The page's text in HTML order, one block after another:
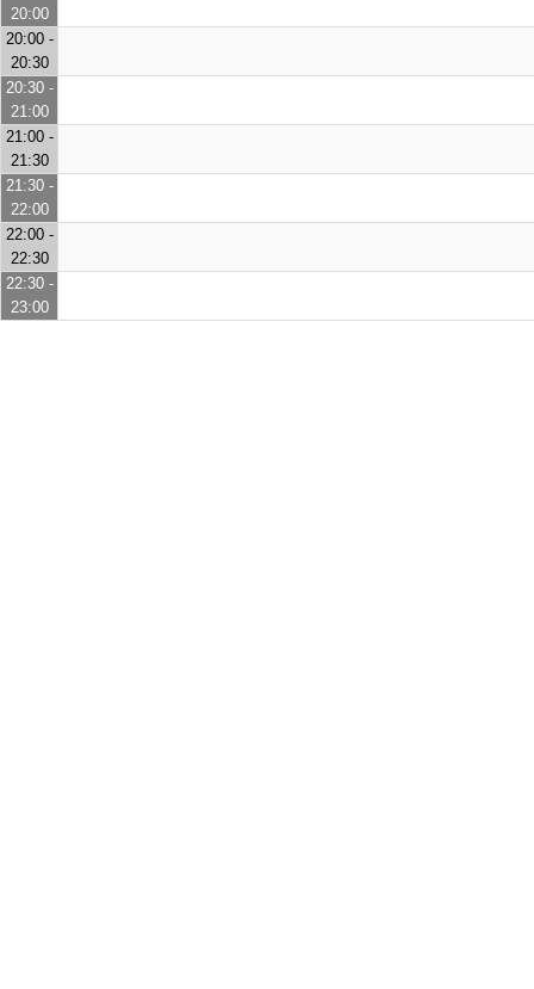
20:00
20:00 -
20:30
20:30 -
21:00
21:00 -
21:30
21:30 -
22:00
22:00 -
22:30
22:30 -
23:00